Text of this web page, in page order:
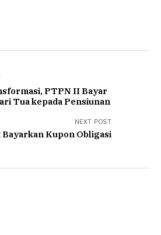
PTPN II Bayar
Tua kepada Pensiunan
NEXT POST
Bayarkan Kupon Obligasi